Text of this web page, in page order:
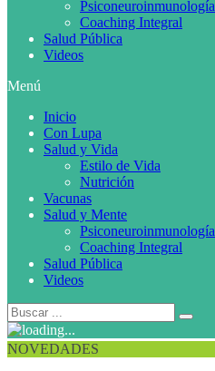
Psiconeuroinmunología
Coaching Integral
Salud Pública
Videos
Menú
Inicio
Con Lupa
Salud y Vida
Estilo de Vida
Nutrición
Vacunas
Salud y Mente
Psiconeuroinmunología
Coaching Integral
Salud Pública
Videos
NOVEDADES